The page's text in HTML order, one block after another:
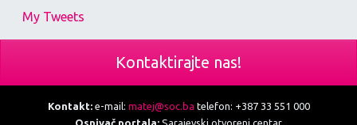
My Tweets
Kontaktirajte nas!
Kontakt:e-mail: matej@soc.ba telefon: +387 33 551 000
Osnivač portala: Sarajevski otvoreni centar